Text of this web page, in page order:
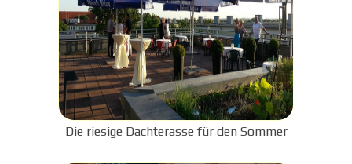
Die riesige Dachterasse für den Sommer